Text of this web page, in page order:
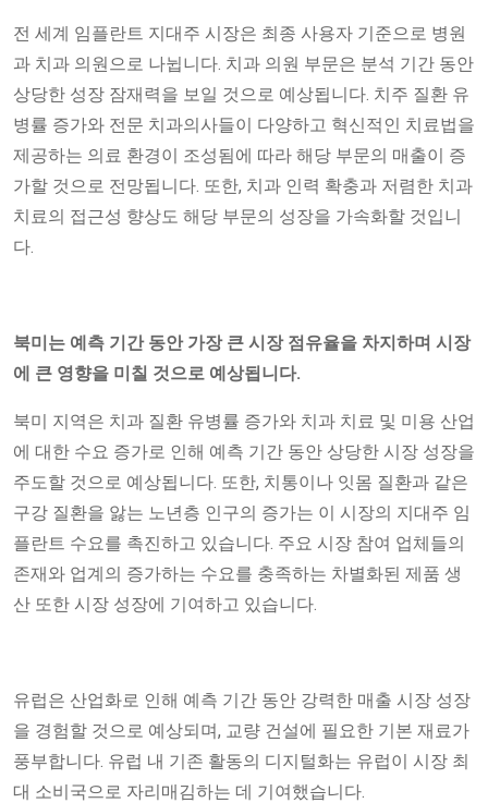
전 세계 임플란트 지대주 시장은 최종 사용자 기준으로 병원
과 치과 의원으로 나뉩니다. 치과 의원 부문은 분석 기간 동안
상당한 성장 잠재력을 보일 것으로 예상됩니다. 치주 질환 유
병률 증가와 전문 치과의사들이 다양하고 혁신적인 치료법을
제공하는 의료 환경이 조성됨에 따라 해당 부문의 매출이 증
가할 것으로 전망됩니다. 또한, 치과 인력 확충과 저렴한 치과
치료의 접근성 향상도 해당 부문의 성장을 가속화할 것입니
다.
북미는 예측 기간 동안 가장 큰 시장 점유율을 차지하며 시장
에 큰 영향을 미칠 것으로 예상됩니다.
북미 지역은 치과 질환 유병률 증가와 치과 치료 및 미용 산업
에 대한 수요 증가로 인해 예측 기간 동안 상당한 시장 성장을
주도할 것으로 예상됩니다. 또한, 치통이나 잇몸 질환과 같은
구강 질환을 앓는 노년층 인구의 증가는 이 시장의 지대주 임
플란트 수요를 촉진하고 있습니다. 주요 시장 참여 업체들의
존재와 업계의 증가하는 수요를 충족하는 차별화된 제품 생
산 또한 시장 성장에 기여하고 있습니다.
유럽은 산업화로 인해 예측 기간 동안 강력한 매출 시장 성장
을 경험할 것으로 예상되며, 교량 건설에 필요한 기본 재료가
풍부합니다. 유럽 내 기존 활동의 디지털화는 유럽이 시장 최
대 소비국으로 자리매김하는 데 기여했습니다.